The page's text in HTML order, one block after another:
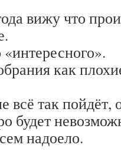
вижу что
как
всё так пойдёт,
будет
надоело.